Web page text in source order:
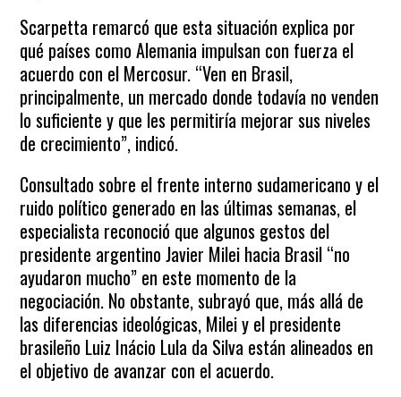
Scarpetta remarcó que esta situación explica por
qué países como Alemania impulsan con fuerza el
acuerdo con el Mercosur. “Ven en Brasil,
principalmente, un mercado donde todavía no venden
lo suficiente y que les permitiría mejorar sus niveles
de crecimiento”, indicó.
Consultado sobre el frente interno sudamericano y el
ruido político generado en las últimas semanas, el
especialista reconoció que algunos gestos del
presidente argentino Javier Milei hacia Brasil “no
ayudaron mucho” en este momento de la
negociación. No obstante, subrayó que, más allá de
las diferencias ideológicas, Milei y el presidente
brasileño Luiz Inácio Lula da Silva están alineados en
el objetivo de avanzar con el acuerdo.